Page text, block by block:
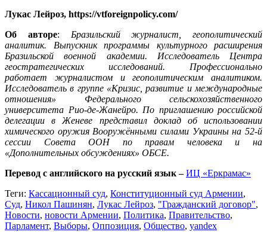
Лукас Лейроз, https://vtforeignpolicy.com/
Об авторе: Бразильский журналист, геополитический
аналитик. Выпускник программы культурного расширения
Бразильской военной академии. Исследователь Центра
геостратегических исследований. Профессионально
работает журналистом и геополитическим аналитиком.
Исследователь в группе «Кризис, развитие и международные
отношения» Федерального сельскохозяйственного
университета Рио-де-Жанейро. По приглашению российской
делегации в Женеве представил доклад об использовании
химического оружия Вооружёнными силами Украины на 52-й
сессии Совета ООН по правам человека и на
«Дополнительных обсуждениях» ОБСЕ.
Перевод с английского на русский язык –ИЦ «Еркрамас»
Теги: Кассационный суд, Конституционный суд Армении,
Суд, Никол Пашинян, Лукас Лейроз, "Гражданский договор",
Новости, новости Армении, Политика, Правительство,
Парламент, Выборы, Оппозиция, Общество, yandex